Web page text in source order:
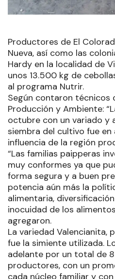
Productores de El
Nueva, así como las
Hardy en la localidad de
unos 13.500 kg de
al programa Nutrir.
Según contaron técnicos
Producción y Ambiente:
octubre con un variado y
siembra del cultivo fue en
influencia de la región
“Las familias paipperas
muy conformes ya que
forma segura y a buen
potencia aún más la
alimentaria,
inocuidad de los
agregaron.
La variedad Valencianita,
fue la simiente utilizada.
adelante por un total de
productores, con un